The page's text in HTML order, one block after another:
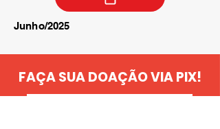
Junho/2025
FAÇA SUA DOAÇÃO VIA PIX!